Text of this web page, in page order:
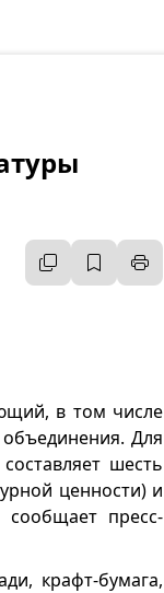
в том числе
Для
шесть
ценности) и
сообщает пресс-
крафт-бумага,